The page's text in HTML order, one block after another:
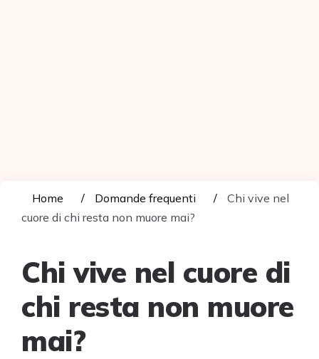
Home Domande frequenti
Chi vive nel
cuore di chi resta non muore mai?
Chi vive nel cuore di
chi resta non muore
mai?